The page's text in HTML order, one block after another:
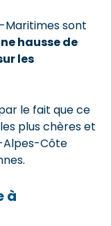
Maritimes sont
hausse de
les
le fait que ce
plus chères et
Alpes-Côte
à